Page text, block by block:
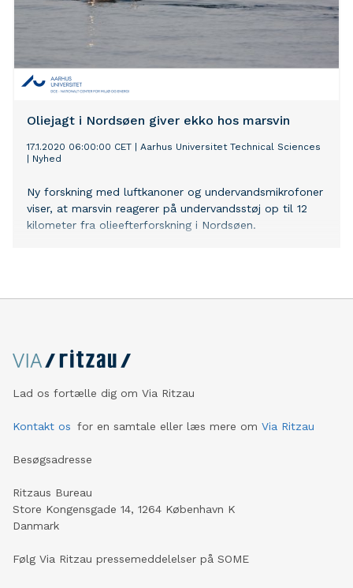
Oliejagt i Nordsøen giver ekko hos marsvin
17.1.2020 06:00:00 CET
Aarhus Universitet Technical Sciences
Nyhed
Ny forskning med luftkanoner og undervandsmikrofoner
viser, at marsvin reagerer på undervandsstøj op til 12
kilometer fra olieefterforskning i Nordsøen.
Lad os fortælle dig om Via Ritzau
Kontakt os for en samtale eller læs mere om Via Ritzau
Besøgsadresse
Ritzaus Bureau
Store Kongensgade 14, 1264 København K
Danmark
Følg Via Ritzau pressemeddelelser på SOME